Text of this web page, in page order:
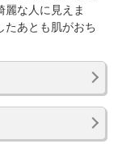
麗な人に見えま
たあとも肌がおち